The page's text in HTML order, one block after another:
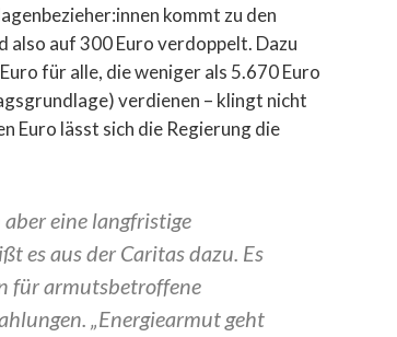
kommt zu den
also auf 300 Euro verdoppelt. Dazu
für alle, die weniger als 5.670 Euro
verdienen – klingt nicht
Euro lässt sich die Regierung die
eine langfristige
es aus der Caritas dazu. Es
für armutsbetroffene
„Energiearmut geht